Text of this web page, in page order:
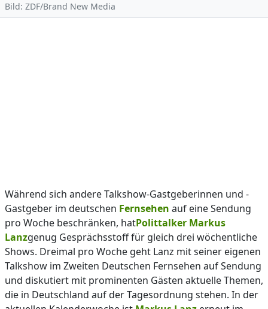
Bild: ZDF/Brand New Media
Während sich andere Talkshow-Gastgeberinnen und -
Gastgeber im deutschen Fernsehen auf eine Sendung
pro Woche beschränken, hatPolittalker Markus
Lanzgenug Gesprächsstoff für gleich drei wöchentliche
Shows. Dreimal pro Woche geht Lanz mit seiner eigenen
Talkshow im Zweiten Deutschen Fernsehen auf Sendung
und diskutiert mit prominenten Gästen aktuelle Themen,
die in Deutschland auf der Tagesordnung stehen. In der